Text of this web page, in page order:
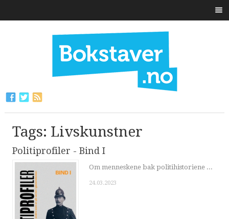
Tags: Livskunstner
Politiprofiler - Bind I
Om menneskene bak politihistoriene ...
24.03.2023